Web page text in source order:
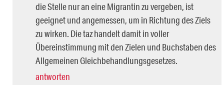
die Stelle nur an eine Migrantin zu vergeben, ist
geeignet und angemessen, um in Richtung des Ziels
zu wirken. Die taz handelt damit in voller
Übereinstimmung mit den Zielen und Buchstaben des
Allgemeinen Gleichbehandlungsgesetzes.
antworten